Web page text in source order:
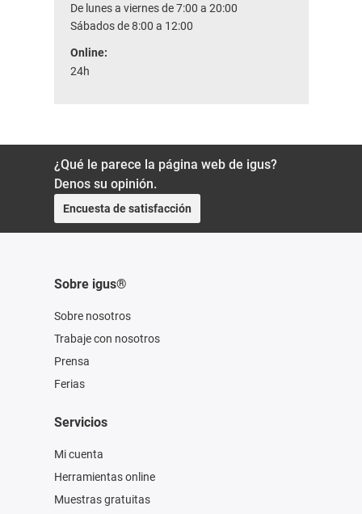
De lunes a viernes de 7:00 a 20:00
Sábados de 8:00 a 12:00
Online:
24h
¿Qué le parece la página web de igus?
Denos su opinión.
Encuesta de satisfacción
Sobre igus®
Sobre nosotros
Trabaje con nosotros
Prensa
Ferias
Servicios
Mi cuenta
Herramientas online
Muestras gratuitas